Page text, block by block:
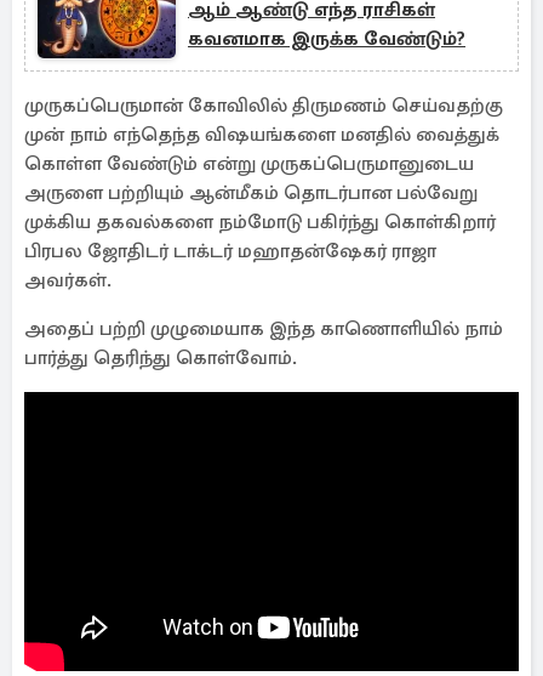
ஆம் ஆண்டு எந்த ராசிகள்
கவனமாக இருக்க வேண்டும்?
முருகப்பெருமான் கோவிலில் திருமணம் செய்வதற்கு
முன் நாம் எந்தெந்த விஷயங்களை மனதில் வைத்துக்
கொள்ள வேண்டும் என்று முருகப்பெருமானுடைய
அருளை பற்றியும் ஆன்மீகம் தொடர்பான பல்வேறு
முக்கிய தகவல்களை நம்மோடு பகிர்ந்து கொள்கிறார்
பிரபல ஜோதிடர் டாக்டர் மஹாதன்ஷேகர் ராஜா
அவர்கள்.
அதைப் பற்றி முழுமையாக இந்த காணொளியில் நாம்
பார்த்து தெரிந்து கொள்வோம்.